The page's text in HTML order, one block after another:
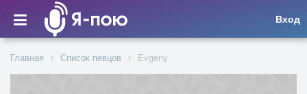
Вход
Главная Список певцов Evgeny